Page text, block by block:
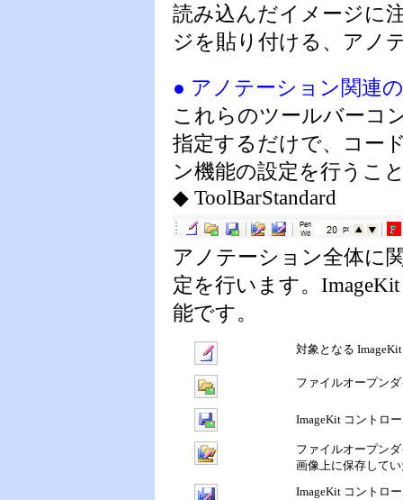
読み込んだイメージに
ジを貼り付ける、アノ
● アノテーション関連
これらのツールバーコ
指定するだけで、コー
ン機能の設定を行うこ
◆ ToolBarStandard
アノテーション全体に
定を行います。
能です。
対象となる
ファイルオープン
ImageKit コントロ
ファイルオープン
画像上に保存して
ImageKit コントロ